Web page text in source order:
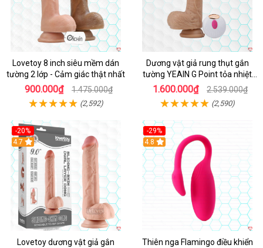
Lovetoy 8 inch siêu mềm dán
tường 2 lớp - Cảm giác thật nhất
900.000₫ 1.475.000₫
(2,592)
Dương vật giả rung thụt gắn
tường YEAIN G Point tỏa nhiệt
điều khiển từ xa
1.600.000₫ 2.539.000₫
(2,590)
-20%
Hot
4.7
Lovetoy dương vật giả gắn
-29%
Hot
4.8
Thiên nga Flamingo điều khiển